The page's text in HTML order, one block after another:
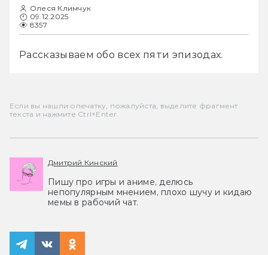
Олеся Климчук
09.12.2025
8357
Рассказываем обо всех пяти эпизодах.
Если вы нашли опечатку, пожалуйста, выделите фрагмент
текста и нажмите Ctrl+Enter.
Дмитрий Кинский
Пишу про игры и аниме, делюсь
непопулярным мнением, плохо шучу и кидаю
мемы в рабочий чат.